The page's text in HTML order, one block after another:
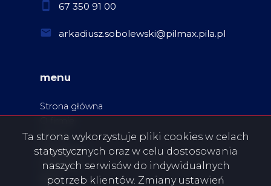
67 350 91 00
arkadiusz.sobolewski@pilmax.pila.pl
menu
Strona główna
Oferty
Zgłoszenia
Ulubione
Blog
Ta strona wykorzystuje pliki cookies w celach
statystycznych oraz w celu dostosowania
naszych serwisów do indywidualnych
potrzeb klientów. Zmiany ustawień